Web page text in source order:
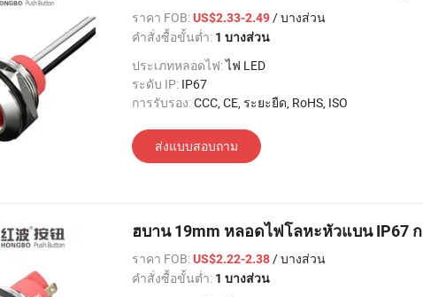
ราคา FOB:US$2.33-2.49/ บางส่วน
คำสั่งซื้อขั้นต่ำ: 1 บางส่วน
ประเภทหลอดไฟ:ไฟ LED
ระดับ IP: IP67
การรับรอง:CCC, CE, ระยะยืด, RoHS, ISO
ส่งแบบสอบถาม
ฮบาน 19mm หลอดไฟโลหะหัวแบน IP67
ราคา FOB:US$2.22-2.38/ บางส่วน
คำสั่งซื้อขั้นต่ำ: 1 บางส่วน